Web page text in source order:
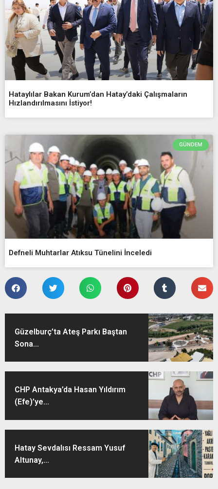
Hataylılar Bakan Kurum’dan Hatay’daki Çalışmaların
Hızlandırılmasını İstiyor!
GÜNDEM
Defneli Muhtarlar Atıksu Tünelini İnceledi
Güzelburç’ta Ateş Parkı Baştan
Sona...
CHP Antakya’da Hasan Yıldırım
(Efe)’ye...
Hatay Sevdalısı Ressam Yusuf
Altunay,...